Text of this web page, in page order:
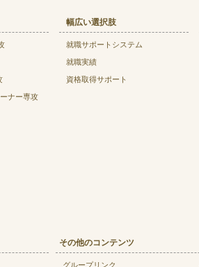
ナー専攻
幅広い選択肢
就職サポートシステム
就職実績
資格取得サポート
その他のコンテンツ
グループリンク